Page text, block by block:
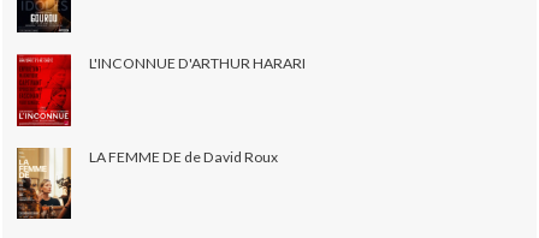
L'INCONNUE D'ARTHUR HARARI
LA FEMME DE de David Roux